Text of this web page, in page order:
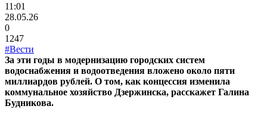
11:01
28.05.26
0
1247
#Вести
За эти годы в модернизацию городских систем
водоснабжения и водоотведения вложено около пяти
миллиардов рублей. О том, как концессия изменила
коммунальное хозяйство Дзержинска, расскажет Галина
Будникова.